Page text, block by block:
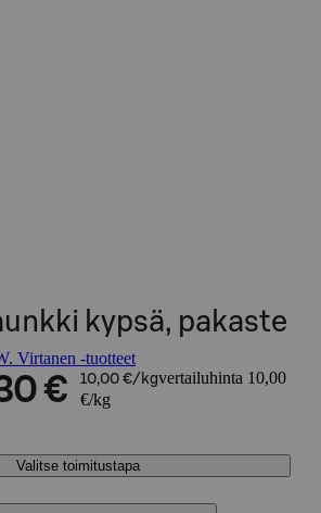
kypsä, pakaste
Virtanen -tuotteet
€ 10,00 €/kgvertailuhinta 10,00
€/kg
Valitse toimitustapa